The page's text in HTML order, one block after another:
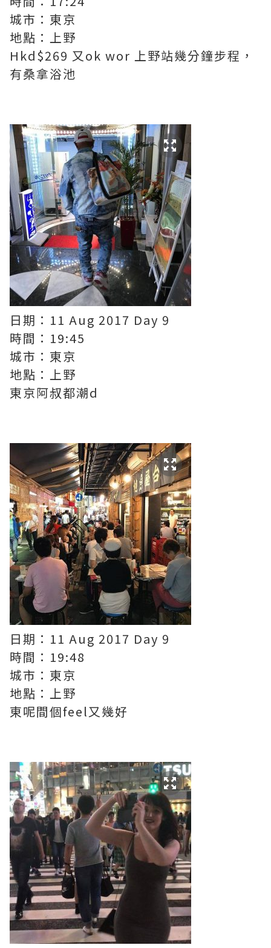
城市：東京
地點：上野
Hkd$269 又ok wor 上野站幾分鐘步程，
有桑拿浴池
日期：11 Aug 2017 Day 9
時間：19:45
城市：東京
地點：上野
東京阿叔都潮d
日期：11 Aug 2017 Day 9
時間：19:48
城市：東京
地點：上野
東呢間個feel又幾好